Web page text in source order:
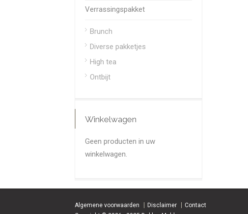
Verrassingspakket
Brunch
Diverse pakketjes
High tea
Ontbijt
Winkelwagen
Geen producten in uw
winkelwagen.
Algemene voorwaarden Disclaimer
Contact